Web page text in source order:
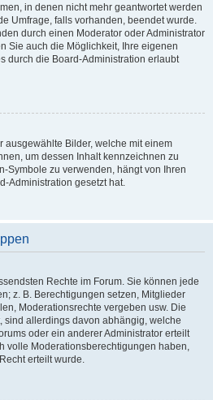
in denen nicht mehr geantwortet werden
Umfrage, falls vorhanden, beendet wurde.
durch einen Moderator oder Administrator
Sie auch die Möglichkeit, Ihre eigenen
durch die Board-Administration erlaubt
ausgewählte Bilder, welche mit einem
um dessen Inhalt kennzeichnen zu
Symbole zu verwenden, hängt von Ihren
Administration gesetzt hat.
Rechte im Forum. Sie können jede
z. B. Berechtigungen setzen, Mitglieder
Moderationsrechte vergeben usw. Die
sind allerdings davon abhängig, welche
oder ein anderer Administrator erteilt
volle Moderationsberechtigungen haben,
erteilt wurde.